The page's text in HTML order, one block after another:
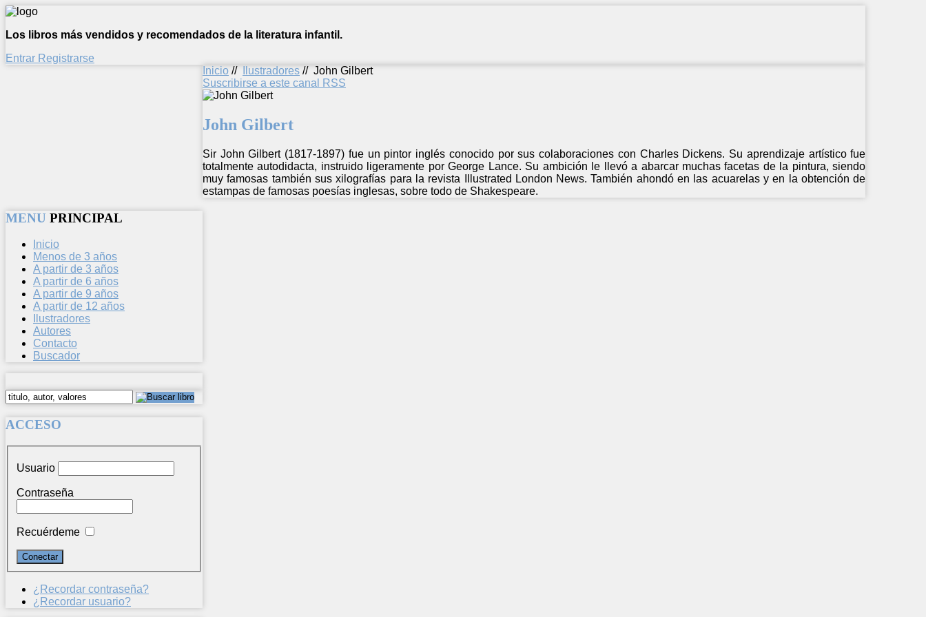
Los libros más vendidos y recomendados de la literatura infantil.
Entrar Registrarse
Inicio // Ilustradores // John Gilbert
Suscribirse a este canal RSS
John Gilbert
Sir John Gilbert (1817-1897) fue un pintor inglés conocido por sus colaboraciones con Charles Dickens. Su aprendizaje artístico fue
totalmente autodidacta, instruido ligeramente por George Lance. Su ambición le llevó a abarcar muchas facetas de la pintura, siendo
muy famosas también sus xilografías para la revista Illustrated London News. También ahondó en las acuarelas y en la obtención de
estampas de famosas poesías inglesas, sobre todo de Shakespeare.
MENU PRINCIPAL
Inicio
Menos de 3 años
A partir de 3 años
A partir de 6 años
A partir de 9 años
A partir de 12 años
Ilustradores
Autores
Contacto
Buscador
ACCESO
Usuario
Contraseña
Recuérdeme
¿Recordar contraseña?
¿Recordar usuario?